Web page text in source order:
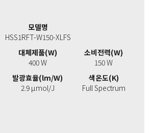
모델명
HSS1RFT-W150-XLFS
대체제품(W)
400 W
소비전력(W)
150 W
발광효율(lm/W)
2.9 μmol/J
색온도(K)
Full Spectrum